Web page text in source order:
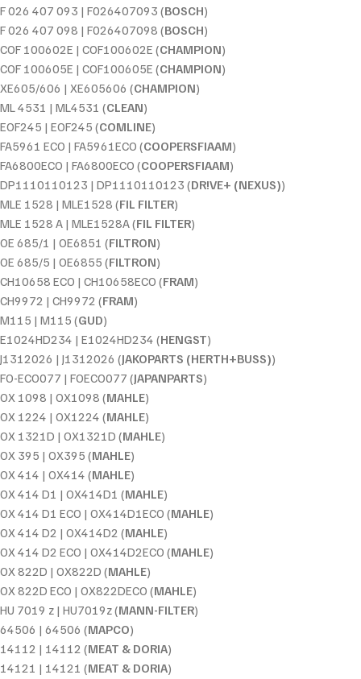
F 026 407 093 | F026407093 (BOSCH)
F 026 407 098 | F026407098 (BOSCH)
COF 100602E | COF100602E (CHAMPION)
COF 100605E | COF100605E (CHAMPION)
XE605/606 | XE605606 (CHAMPION)
ML 4531 | ML4531 (CLEAN)
EOF245 | EOF245 (COMLINE)
FA5961 ECO | FA5961ECO (COOPERSFIAAM)
FA6800ECO | FA6800ECO (COOPERSFIAAM)
DP1110110123 | DP1110110123 (DR!VE+ (NEXUS))
MLE 1528 | MLE1528 (FIL FILTER)
MLE 1528 A | MLE1528A (FIL FILTER)
OE 685/1 | OE6851 (FILTRON)
OE 685/5 | OE6855 (FILTRON)
CH10658 ECO | CH10658ECO (FRAM)
CH9972 | CH9972 (FRAM)
M115 | M115 (GUD)
E1024HD234 | E1024HD234 (HENGST)
J1312026 | J1312026 (JAKOPARTS (HERTH+BUSS))
FO-ECO077 | FOECO077 (JAPANPARTS)
OX 1098 | OX1098 (MAHLE)
OX 1224 | OX1224 (MAHLE)
OX 1321D | OX1321D (MAHLE)
OX 395 | OX395 (MAHLE)
OX 414 | OX414 (MAHLE)
OX 414 D1 | OX414D1 (MAHLE)
OX 414 D1 ECO | OX414D1ECO (MAHLE)
OX 414 D2 | OX414D2 (MAHLE)
OX 414 D2 ECO | OX414D2ECO (MAHLE)
OX 822D | OX822D (MAHLE)
OX 822D ECO | OX822DECO (MAHLE)
HU 7019 z | HU7019z (MANN-FILTER)
64506 | 64506 (MAPCO)
14112 | 14112 (MEAT & DORIA)
14121 | 14121 (MEAT & DORIA)